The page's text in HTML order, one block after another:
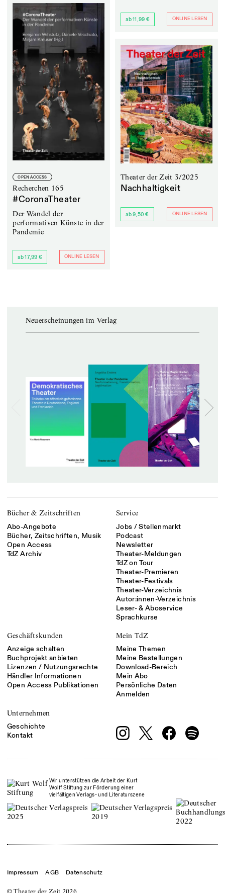
ab 11,99 € ONLINE LESEN
OPEN ACCESS
Recherchen 165
#CoronaTheater
Der Wandel der
performativen Künste in der
Pandemie
ab 17,99 € ONLINE LESEN
Theater der Zeit 3/2025
Nachhaltigkeit
ab 9,50 € ONLINE LESEN
Neuerscheinungen im Verlag
Bücher & Zeitschriften
Abo-Angebote
Bücher, Zeitschriften, Musik
Open Access
TdZ Archiv
Service
Jobs / Stellenmarkt
Podcast
Newsletter
Theater-Meldungen
TdZ on Tour
Theater-Premieren
Theater-Festivals
Theater-Verzeichnis
Autor:innen-Verzeichnis
Leser- & Aboservice
Sprachkurse
Geschäftskunden
Anzeige schalten
Buchprojekt anbieten
Lizenzen / Nutzungsrechte
Händler Informationen
Open Access Publikationen
Mein TdZ
Meine Themen
Meine Bestellungen
Download-Bereich
Mein Abo
Persönliche Daten
Anmelden
Unternehmen
Geschichte
Kontakt
Wir unterstützen die Arbeit der Kurt
Wolff Stiftung zur Förderung einer
vielfältigen Verlags- und Literaturszene
© Theater der Zeit 2026
Impressum AGB Datenschutz